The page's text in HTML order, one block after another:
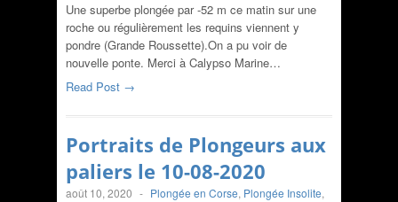
Une superbe plongée par -52 m ce matin sur une
roche ou régulièrement les requins viennent y
pondre (Grande Roussette).On a pu voir de
nouvelle ponte. Merci à Calypso Marine…
Read Post →
Portraits de Plongeurs aux
paliers le 10-08-2020
août 10, 2020 - Plongée en Corse, Plongée Insolite,